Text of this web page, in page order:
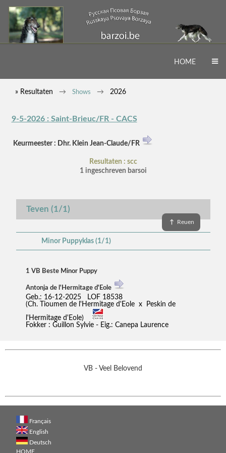
HOME
» Resultaten Shows 2026
9-5-2026 : Saint-Brieuc/FR - CACS
Keurmeester : Dhr. Klein Jean-Claude/FR
Resultaten : scc
1 ingeschreven barsoi
Teven (1/1)
↑ Reuen
Minor Puppyklas (1/1)
1 VB Beste Minor Puppy
Antonja de l'Hermitage d'Eole
Geb.: 16-12-2025 LOF 18538
(Ch. Tioumen de l'Hermitage d'Eole x Peskin de
l'Hermitage d'Eole)
Fokker : Guillon Sylvie - Eig.: Canepa Laurence
VB - Veel Belovend
Français
English
Deutsch
HOME